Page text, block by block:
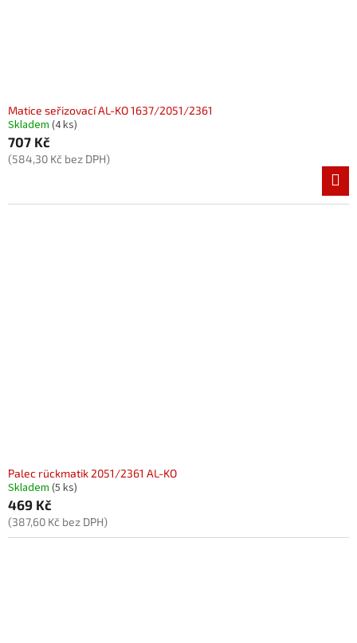
Matice seřizovací AL-KO 1637/2051/2361
Skladem (4 ks)
707 Kč
(584,30 Kč bez DPH)
Palec rückmatik 2051/2361 AL-KO
Skladem (5 ks)
469 Kč
(387,60 Kč bez DPH)